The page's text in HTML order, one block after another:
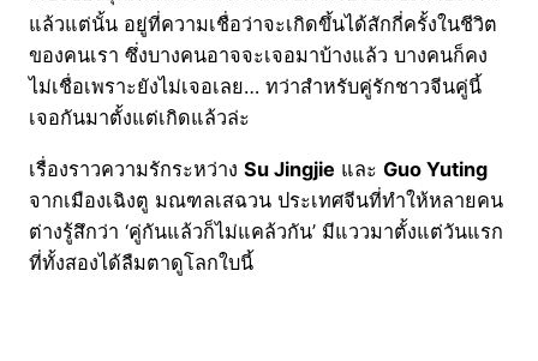
แล้วแต่นั้น อยู่ที่ความเชื่อว่าจะเกิดขึ้นได้สักกี่ครั้งในชีวิต
ของคนเรา ซึ่งบางคนอาจจะเจอมาบ้างแล้ว บางคนก็คง
ไม่เชื่อเพราะยังไม่เจอเลย… ทว่าสำหรับคู่รักชาวจีนคู่นี้
เจอกันมาตั้งแต่เกิดแล้วล่ะ
เรื่องราวความรักระหว่าง Su Jingjie และ Guo Yuting
จากเมืองเฉิงตู มณฑลเสฉวน ประเทศจีนที่ทำให้หลายคน
ต่างรู้สึกว่า ‘คู่กันแล้วก็ไม่แคล้วกัน’ มีแววมาตั้งแต่วันแรก
ที่ทั้งสองได้ลืมตาดูโลกใบนี้